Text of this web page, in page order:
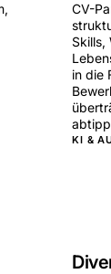
CV-
in die
KI &